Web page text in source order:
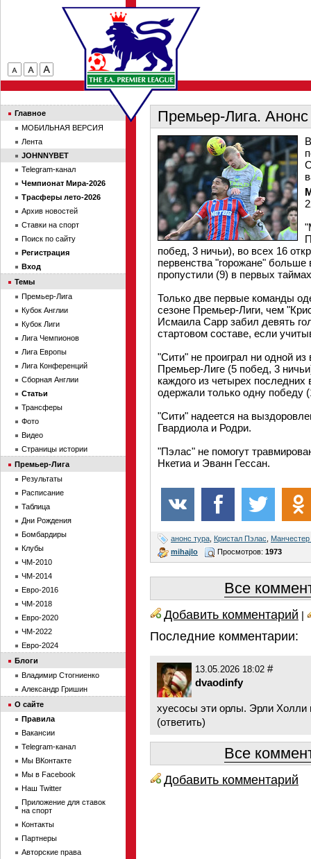
Премьер-Лига.
побед, 3 ничьи), во всех 16
первенства "горожане"
пропустили (9) в первых
Только две первые команды
сезоне Премьер-Лиги, чем
Исмаила Сарр забил девять
стартовом составе, если
"Сити" не проиграл ни одной
Премьер-Лиге (5 побед, 3
каждого из четырех
одержали только одну победу
"Сити" надеется на
Гвардиола и Родри.
"Пэлас" не помогут
Нкетиа и Эванн Гессан.
анонс тура Кристал Пэлас
mihajlo
Просмотров: 1973
Все
Добавить комментарий |
Последние комментарии:
13.05.2026 18:02 #
dvaodinfy
хуесосы эти орлы. Эрли Холли
(ответить)
Все
Добавить комментарий
Главное
МОБИЛЬНАЯ ВЕРСИЯ
Лента
JOHNNYBET
Telegram-канал
Чемпионат Мира-2026
Трасферы лето-2026
Архив новостей
Ставки на спорт
Поиск по сайту
Регистрация
Вход
Темы
Премьер-Лига
Кубок Англии
Кубок Лиги
Лига Чемпионов
Лига Европы
Лига Конференций
Сборная Англии
Статьи
Трансферы
Фото
Видео
Страницы истории
Премьер-Лига
Результаты
Расписание
Таблица
Дни Рождения
Бомбардиры
Клубы
ЧМ-2010
ЧМ-2014
Евро-2016
ЧМ-2018
Евро-2020
ЧМ-2022
Евро-2024
Блоги
Владимир Стогниенко
Александр Гришин
О сайте
Правила
Вакансии
Telegram-канал
Мы ВКонтакте
Мы в Facebook
Наш Twitter
Приложение для ставок
на спорт
Контакты
Партнеры
Авторские права